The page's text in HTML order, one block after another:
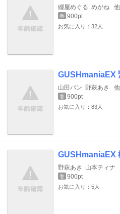
綴屋めぐる めがね 他
巻 900pt
お気に入り：32人
GUSHmaniaEX
山田パン 野萩あき 他
巻 900pt
お気に入り：83人
GUSHmaniaEX
野萩あき 山本ティナ
巻 900pt
お気に入り：5人